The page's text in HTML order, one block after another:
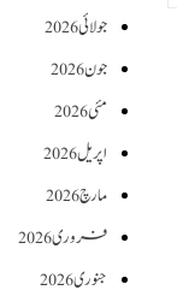
جولائی 2026
جون 2026
مئی 2026
اپریل 2026
مارچ 2026
فروری 2026
جنوری 2026